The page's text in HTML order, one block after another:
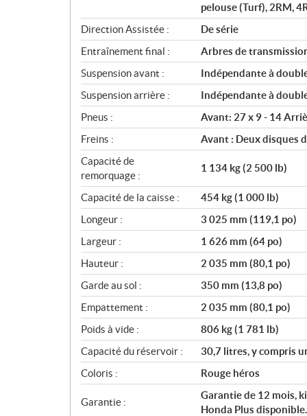
pelouse (Turf), 2RM,
Direction Assistée :
De série
Entraînement final :
Arbres de
Suspension avant :
Indépendante à
Suspension arrière :
Indépendante à
Pneus :
Avant: 27 x 9 - 14
Freins :
Avant : Deux disques
Capacité de
remorquage :
1 134 kg (2 500 lb)
Capacité de la caisse :
454 kg (1 000 lb)
Longeur :
3 025 mm (119,1 po)
Largeur :
1 626 mm (64 po)
Hauteur :
2 035 mm (80,1 po)
Garde au sol :
350 mm (13,8 po)
Empattement :
2 035 mm (80,1 po)
Poids à vide :
806 kg (1 781 lb)
Capacité du réservoir :
30,7 litres, y compris
Coloris :
Rouge héros
Garantie :
Garantie de 12 mois,
Honda Plus disponible.